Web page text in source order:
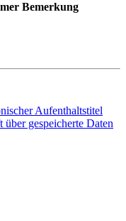
Bemerkung
Aufenthaltstitel
gespeicherte Daten